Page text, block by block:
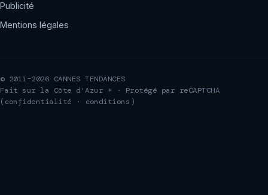
Publicité
Mentions légales
© 2011–2026 CANNES TENDANCES
Fait sur la Côte d'Azur ☀ · Protégé par reCAPTCHA
( confidentialité · conditions )